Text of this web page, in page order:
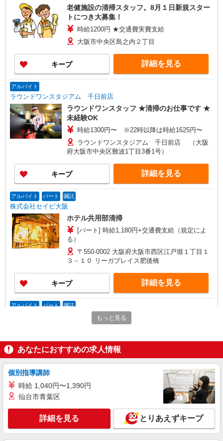
老健施設の清掃スタッフ。8月１日新規スター
トにつき大募集！
時給1200円 ★交通費実費支給
大阪市中央区島之内２丁目
キープ 詳細を見る
アルバイト
ラウンドワンスタジアム 千日前店
ラウンドワンスタッフ ★清掃のお仕事です ★
未経験OK
時給1300円〜 ※22時以降は時給1625円〜
ラウンドワンスタジアム 千日前店 （大阪
府大阪市中央区難波1丁目3番1号）
キープ 詳細を見る
アルバイト パート 嘱託
株式会社セイビ大阪
ホテル共用部清掃
[パート] 時給1,180円+交通費支給（規定によ
る）
〒550-0002 大阪府大阪市西区江戸堀１丁目１
３－１０ リーガプレイス肥後橋
キープ 詳細を見る
アルバイト パート 嘱託
[パート] 時給1,300円+交通費支給（規定によ
る）
キープ 詳細を見る
株式会社日経サービス
施設内清掃スタッフ 健康診断センター
もっと見る
あなたにおすすめの求人情報
個別指導講師
時給 1,040円〜1,390円
仙台市青葉区
詳細を見る とりあえずキープ